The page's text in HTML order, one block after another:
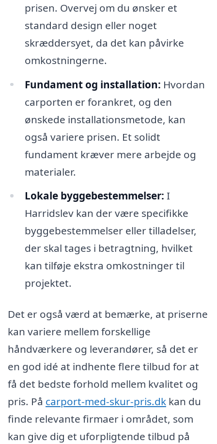
prisen. Overvej om du ønsker et
standard design eller noget
skræddersyet, da det kan påvirke
omkostningerne.
Fundament og installation: Hvordan
carporten er forankret, og den
ønskede installationsmetode, kan
også variere prisen. Et solidt
fundament kræver mere arbejde og
materialer.
Lokale byggebestemmelser: I
Harridslev kan der være specifikke
byggebestemmelser eller tilladelser,
der skal tages i betragtning, hvilket
kan tilføje ekstra omkostninger til
projektet.
Det er også værd at bemærke, at priserne
kan variere mellem forskellige
håndværkere og leverandører, så det er
en god idé at indhente flere tilbud for at
få det bedste forhold mellem kvalitet og
pris. På carport-med-skur-pris.dk kan du
finde relevante firmaer i området, som
kan give dig et uforpligtende tilbud på